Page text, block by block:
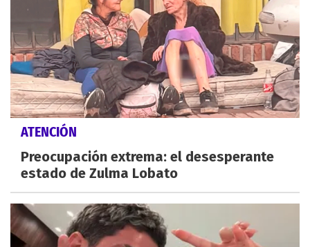
ATENCIÓN
Preocupación extrema: el desesperante
estado de Zulma Lobato